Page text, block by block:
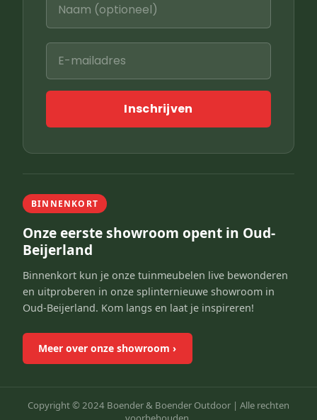
Inschrijven
BINNENKORT
Onze eerste showroom opent in Oud-
Beijerland
Binnenkort kun je onze tuinmeubelen live bewonderen
en uitproberen in onze splinternieuwe showroom in
Oud-Beijerland. Kom langs en laat je inspireren!
Meer over onze showroom ›
Copyright © 2024 Boender & Boender Outdoor | Alle rechten